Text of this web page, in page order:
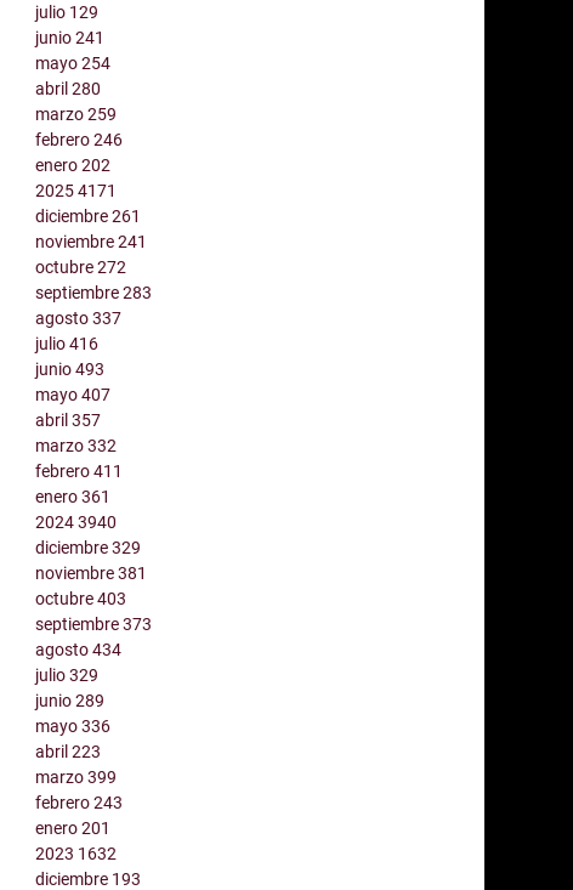
julio 129
junio241
mayo254
abril280
marzo259
febrero246
enero202
20254171
diciembre261
noviembre241
octubre272
septiembre283
agosto337
julio416
junio493
mayo407
abril357
marzo332
febrero411
enero361
20243940
diciembre329
noviembre381
octubre403
septiembre373
agosto434
julio329
junio289
mayo336
abril223
marzo399
febrero243
enero201
2023 1632
diciembre 193